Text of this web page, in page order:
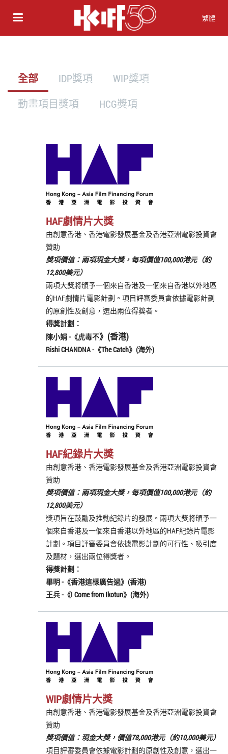
繁體
全部 IDP獎項
WIP獎項
動畫項目獎項
HCG獎項
HAF劇情片大獎
由創意香港、香港電影發展基金及香港亞洲電影投資會
贊助
獎項價值：兩項現金大獎，每項價值100,000港元（約
12,800美元）
兩項大獎將頒予一個來自香港及一個來自香港以外地區
的HAF劇情片電影計劃。項目評審委員會依據電影計劃
的原創性及創意，選出兩位得獎者。
得獎計劃：
陳小娟 -《虎毒不》(香港)
Rishi CHANDNA -《TheCatch》(海外)
HAF紀錄片大獎
由創意香港、香港電影發展基金及香港亞洲電影投資會
贊助
獎項價值： 兩項現金大獎，每項價值100,000港元（約
12,800美元）
獎項旨在鼓勵及推動紀錄片的發展。兩項大獎將頒予一
個來自香港及一個來自香港以外地區的HAF紀錄片電影
計劃。項目評審委員會依據電影計劃的可行性、吸引度
及題材，選出兩位得獎者。
得獎計劃：
畢明 -《香港這樣廣告過》(香港)
王兵 -《I Come from Ikotun》(海外)
WIP劇情片大獎
由創意香港、香港電影發展基金及香港亞洲電影投資會
贊助
獎項價值：現金大獎，價值78,000港元（約10,000美元）
項目評審委員會依據電影計劃的原創性及創意，選出一